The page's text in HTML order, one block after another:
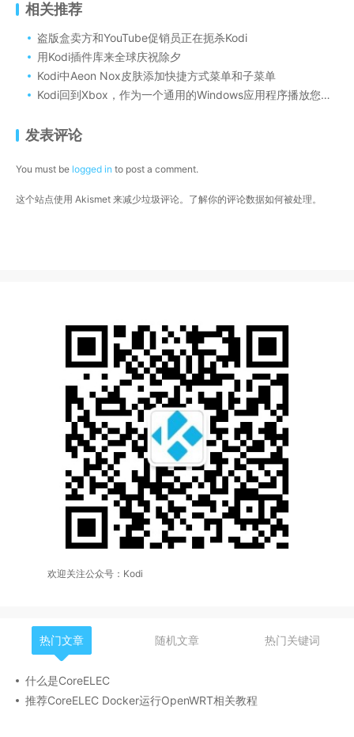
相关推荐
盗版盒卖方和YouTube促销员正在扼杀Kodi
用Kodi插件库来全球庆祝除夕
Kodi中Aeon Nox皮肤添加快捷方式菜单和子菜单
Kodi回到Xbox，作为一个通用的Windows应用程序播放您的音乐和电影
发表评论
You must be logged in to post a comment.
这个站点使用 Akismet 来减少垃圾评论。 了解你的评论数据如何被处理。
欢迎关注公众号：Kodi
热门文章 随机文章 热门关键词
什么是CoreELEC
推荐CoreELEC Docker运行OpenWRT相关教程